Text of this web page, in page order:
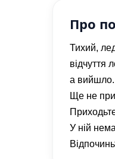
Про
Тихий,
відчуття
а
Ще не
У ній